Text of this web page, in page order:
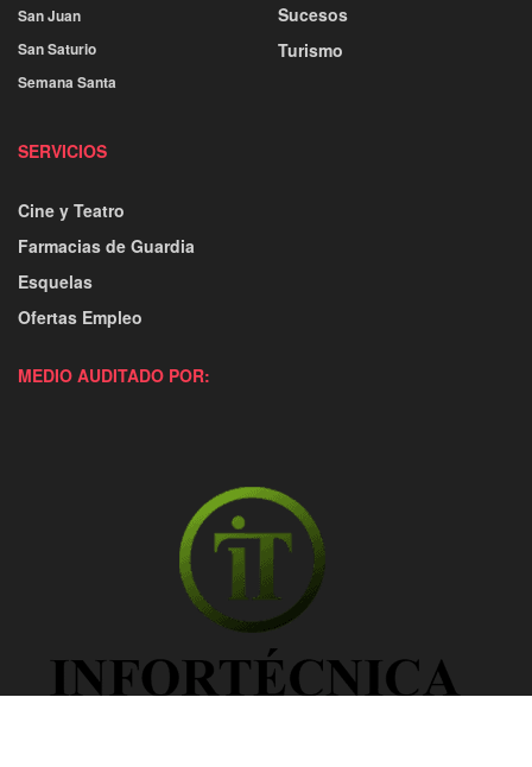
San Juan
San Saturio
Semana Santa
Sucesos
Turismo
SERVICIOS
Cine y Teatro
Farmacias de Guardia
Esquelas
Ofertas Empleo
MEDIO AUDITADO POR: